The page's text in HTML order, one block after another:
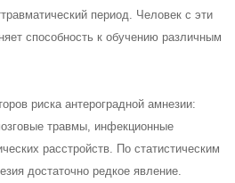
период. Человек с эти
способность к обучению различным
риска антероградной амнезии:
травмы, инфекционные
расстройств. По статистическим
достаточно редкое явление.